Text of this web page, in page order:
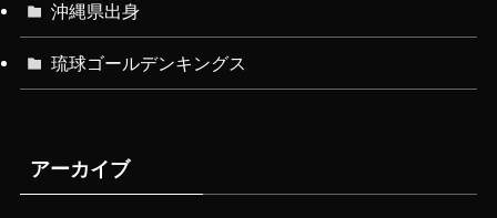
沖縄県出身
琉球ゴールデンキングス
アーカイブ